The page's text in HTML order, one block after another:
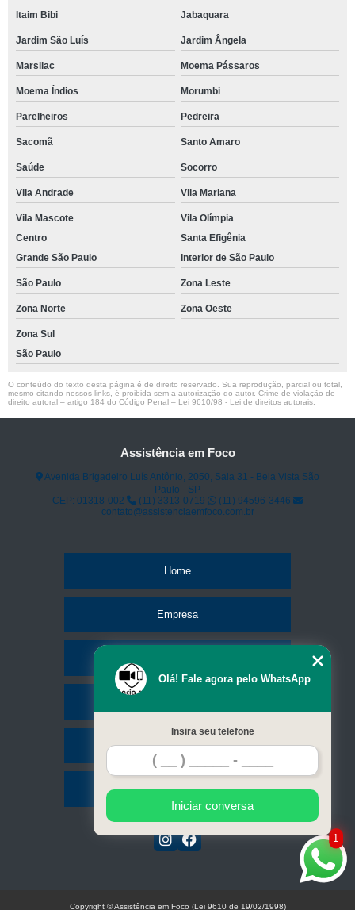
Itaim Bibi Jabaquara
Jardim São Luís Jardim Ângela
Marsilac Moema Pássaros
Moema Índios Morumbi
Parelheiros Pedreira
Sacomã Santo Amaro
Saúde Socorro
Vila Andrade Vila Mariana
Vila Mascote
Vila Olímpia
Centro
Santa Efigênia
Grande São Paulo
Interior de São Paulo
São Paulo Zona Leste
Zona Norte Zona Oeste
Zona Sul
São Paulo
O conteúdo do texto desta página é de direito reservado. Sua reprodução, parcial ou total,
mesmo citando nossos links, é proibida sem a autorização do autor. Crime de violação de
direito autoral – artigo 184 do Código Penal – Lei 9610/98 - Lei de direitos autorais
Assistência em Foco
Avenida Brigadeiro Luís Antônio, 2050, Sala 31 - Bela Vista São
Paulo - SP
CEP: 01318-002
(11) 3313-0719
(11) 94596-3446
contato@assistenciaemfoco.com.br
Home
Empresa
Contato
Mapa do site
1
Olá! Fale agora pelo WhatsApp
Insira seu telefone
Iniciar conversa
Copyright © Assistência em Foco (Lei 9610 de 19/02/1998)